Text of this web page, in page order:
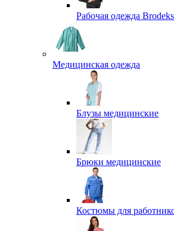
Рабочая одежда Brodeks
Медицинская одежда
Блузы медицинские
Брюки медицинские
Костюмы для